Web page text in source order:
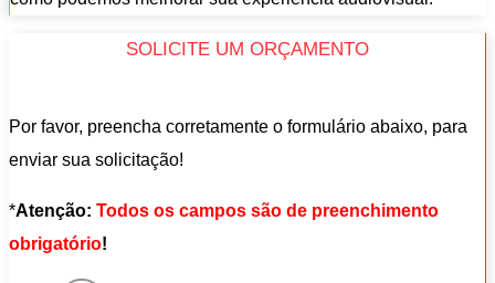
SOLICITE UM ORÇAMENTO
Por favor, preencha corretamente o formulário abaixo, para
enviar sua solicitação!
*Atenção: Todos os campos são de preenchimento
obrigatório!